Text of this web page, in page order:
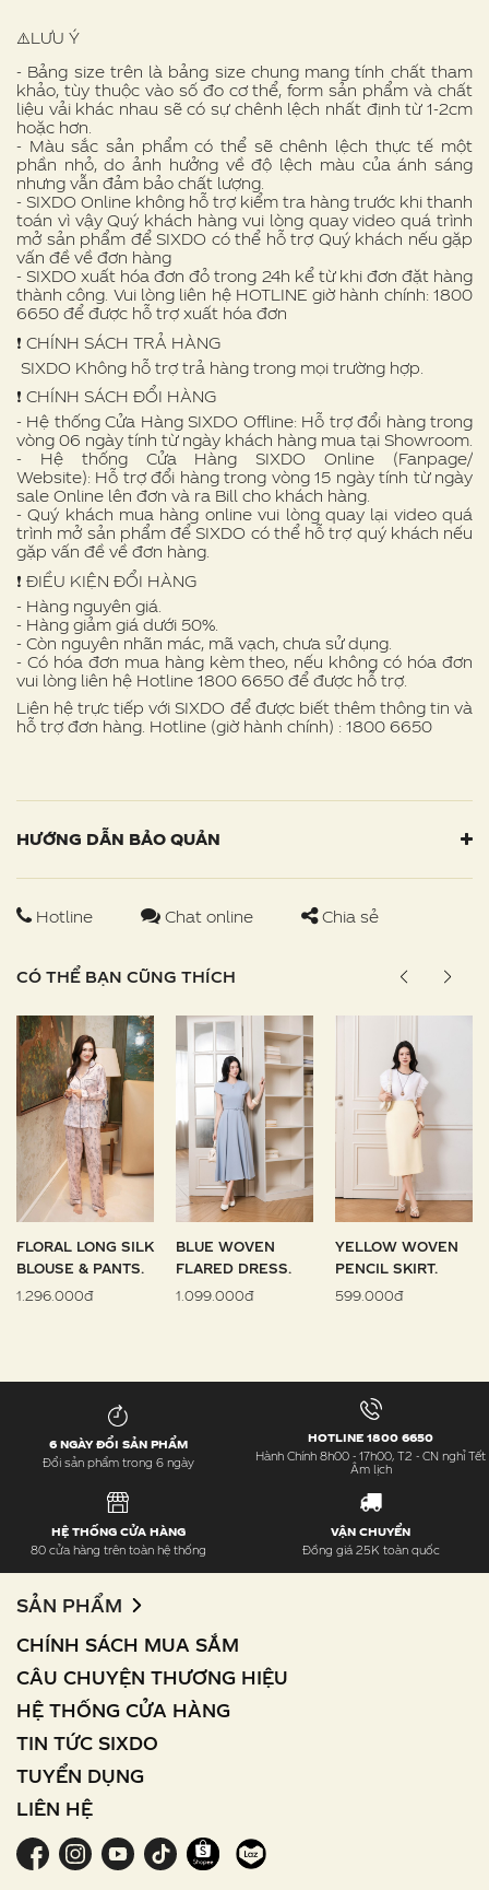
⚠️LƯU Ý
- Bảng size trên là bảng size chung mang tính chất tham
khảo, tùy thuộc vào số đo cơ thể, form sản phẩm và chất
liệu vải khác nhau sẽ có sự chênh lệch nhất định từ 1-2cm
hoặc hơn.
- Màu sắc sản phẩm có thể sẽ chênh lệch thực tế một
phần nhỏ, do ảnh hưởng về độ lệch màu của ánh sáng
nhưng vẫn đảm bảo chất lượng.
- SIXDO Online không hỗ trợ kiểm tra hàng trước khi thanh
toán vì vậy Quý khách hàng vui lòng quay video quá trình
mở sản phẩm để SIXDO có thể hỗ trợ Quý khách nếu gặp
vấn đề về đơn hàng
- SIXDO xuất hóa đơn đỏ trong 24h kể từ khi đơn đặt hàng
thành công. Vui lòng liên hệ HOTLINE giờ hành chính: 1800
6650 để được hỗ trợ xuất hóa đơn
❗️ CHÍNH SÁCH TRẢ HÀNG
SIXDO Không hỗ trợ trả hàng trong mọi trường hợp.
❗️ CHÍNH SÁCH ĐỔI HÀNG
- Hệ thống Cửa Hàng SIXDO Offline: Hỗ trợ đổi hàng trong
vòng 06 ngày tính từ ngày khách hàng mua tại Showroom.
- Hệ thống Cửa Hàng SIXDO Online (Fanpage/
Website): Hỗ trợ đổi hàng trong vòng 15 ngày tính từ ngày
sale Online lên đơn và ra Bill cho khách hàng.
- Quý khách mua hàng online vui lòng quay lại video quá
trình mở sản phẩm để SIXDO có thể hỗ trợ quý khách nếu
gặp vấn đề về đơn hàng.
❗ ️ĐIỀU KIỆN ĐỔI HÀNG
- Hàng nguyên giá.
- Hàng giảm giá dưới 50%.
- Còn nguyên nhãn mác, mã vạch, chưa sử dụng.
- Có hóa đơn mua hàng kèm theo, nếu không có hóa đơn
vui lòng liên hệ Hotline 1800 6650 để được hỗ trợ.
Liên hệ trực tiếp với SIXDO để được biết thêm thông tin và
hỗ trợ đơn hàng. Hotline (giờ hành chính) : 1800 6650
HƯỚNG DẪN BẢO QUẢN
Hotline Chat online Chia sẻ
CÓ THỂ BẠN CŨNG THÍCH
FLORAL LONG SILK
BLOUSE & PANTS.
1.296.000đ
BLUE WOVEN
FLARED DRESS.
1.099.000đ
YELLOW WOVEN
PENCIL SKIRT.
599.000đ
6 NGÀY ĐỔI SẢN PHẨM
Đổi sản phẩm trong 6 ngày
HOTLINE 1800 6650
Hành Chính 8h00 - 17h00, T2 - CN nghỉ Tết
Âm lịch
HỆ THỐNG CỬA HÀNG
80 cửa hàng trên toàn hệ thống
VẬN CHUYỂN
Đồng giá 25K toàn quốc
SẢN PHẨM
CHÍNH SÁCH MUA SẮM
CÂU CHUYỆN THƯƠNG HIỆU
HỆ THỐNG CỬA HÀNG
TIN TỨC SIXDO
TUYỂN DỤNG
LIÊN HỆ